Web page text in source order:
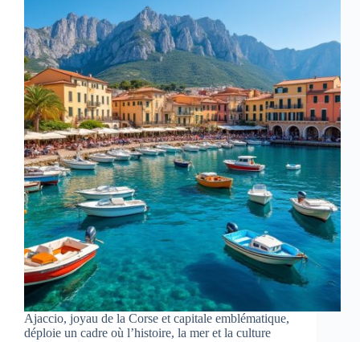
Ajaccio, joyau de la Corse et capitale emblématique,
déploie un cadre où l’histoire, la mer et la culture